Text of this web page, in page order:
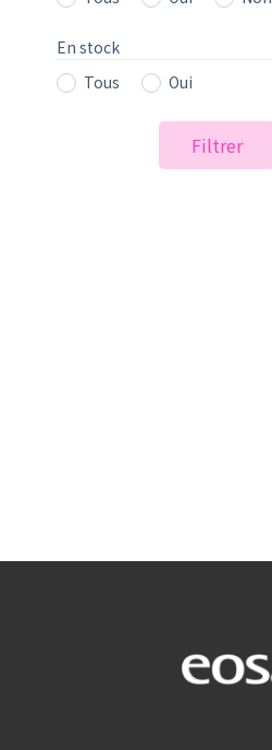
En stock
Tous
Oui
Filtrer